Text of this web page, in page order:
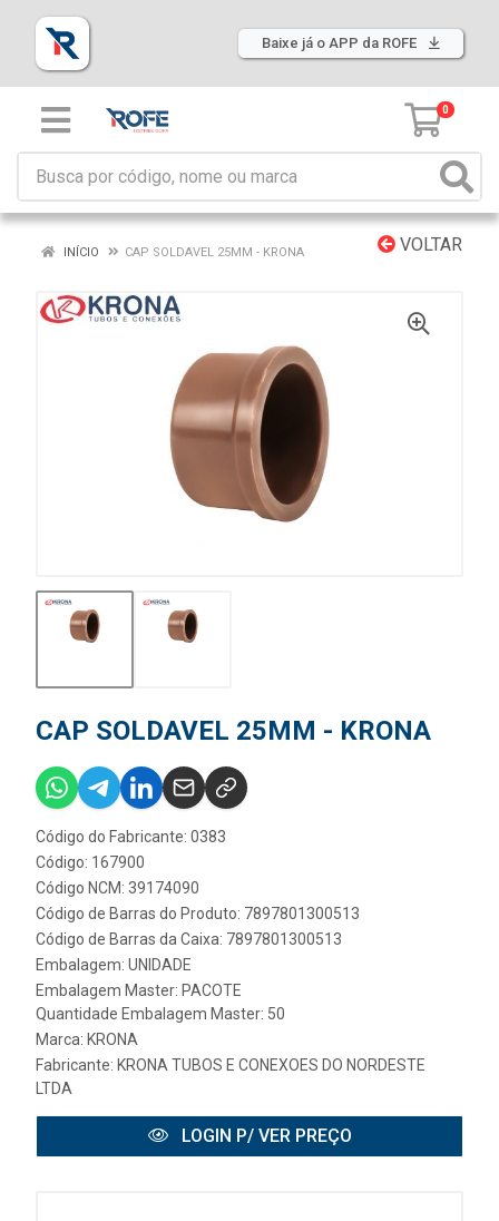
Baixe já o APP da ROFE
0
VOLTAR
INÍCIO CAP SOLDAVEL 25MM - KRONA
CAP SOLDAVEL 25MM - KRONA
Código do Fabricante: 0383
Código: 167900
Código NCM: 39174090
Código de Barras do Produto: 7897801300513
Código de Barras da Caixa: 7897801300513
Embalagem: UNIDADE
Embalagem Master: PACOTE
Quantidade Embalagem Master: 50
Marca: KRONA
Fabricante: KRONA TUBOS E CONEXOES DO NORDESTE
LTDA
LOGIN P/ VER PREÇO